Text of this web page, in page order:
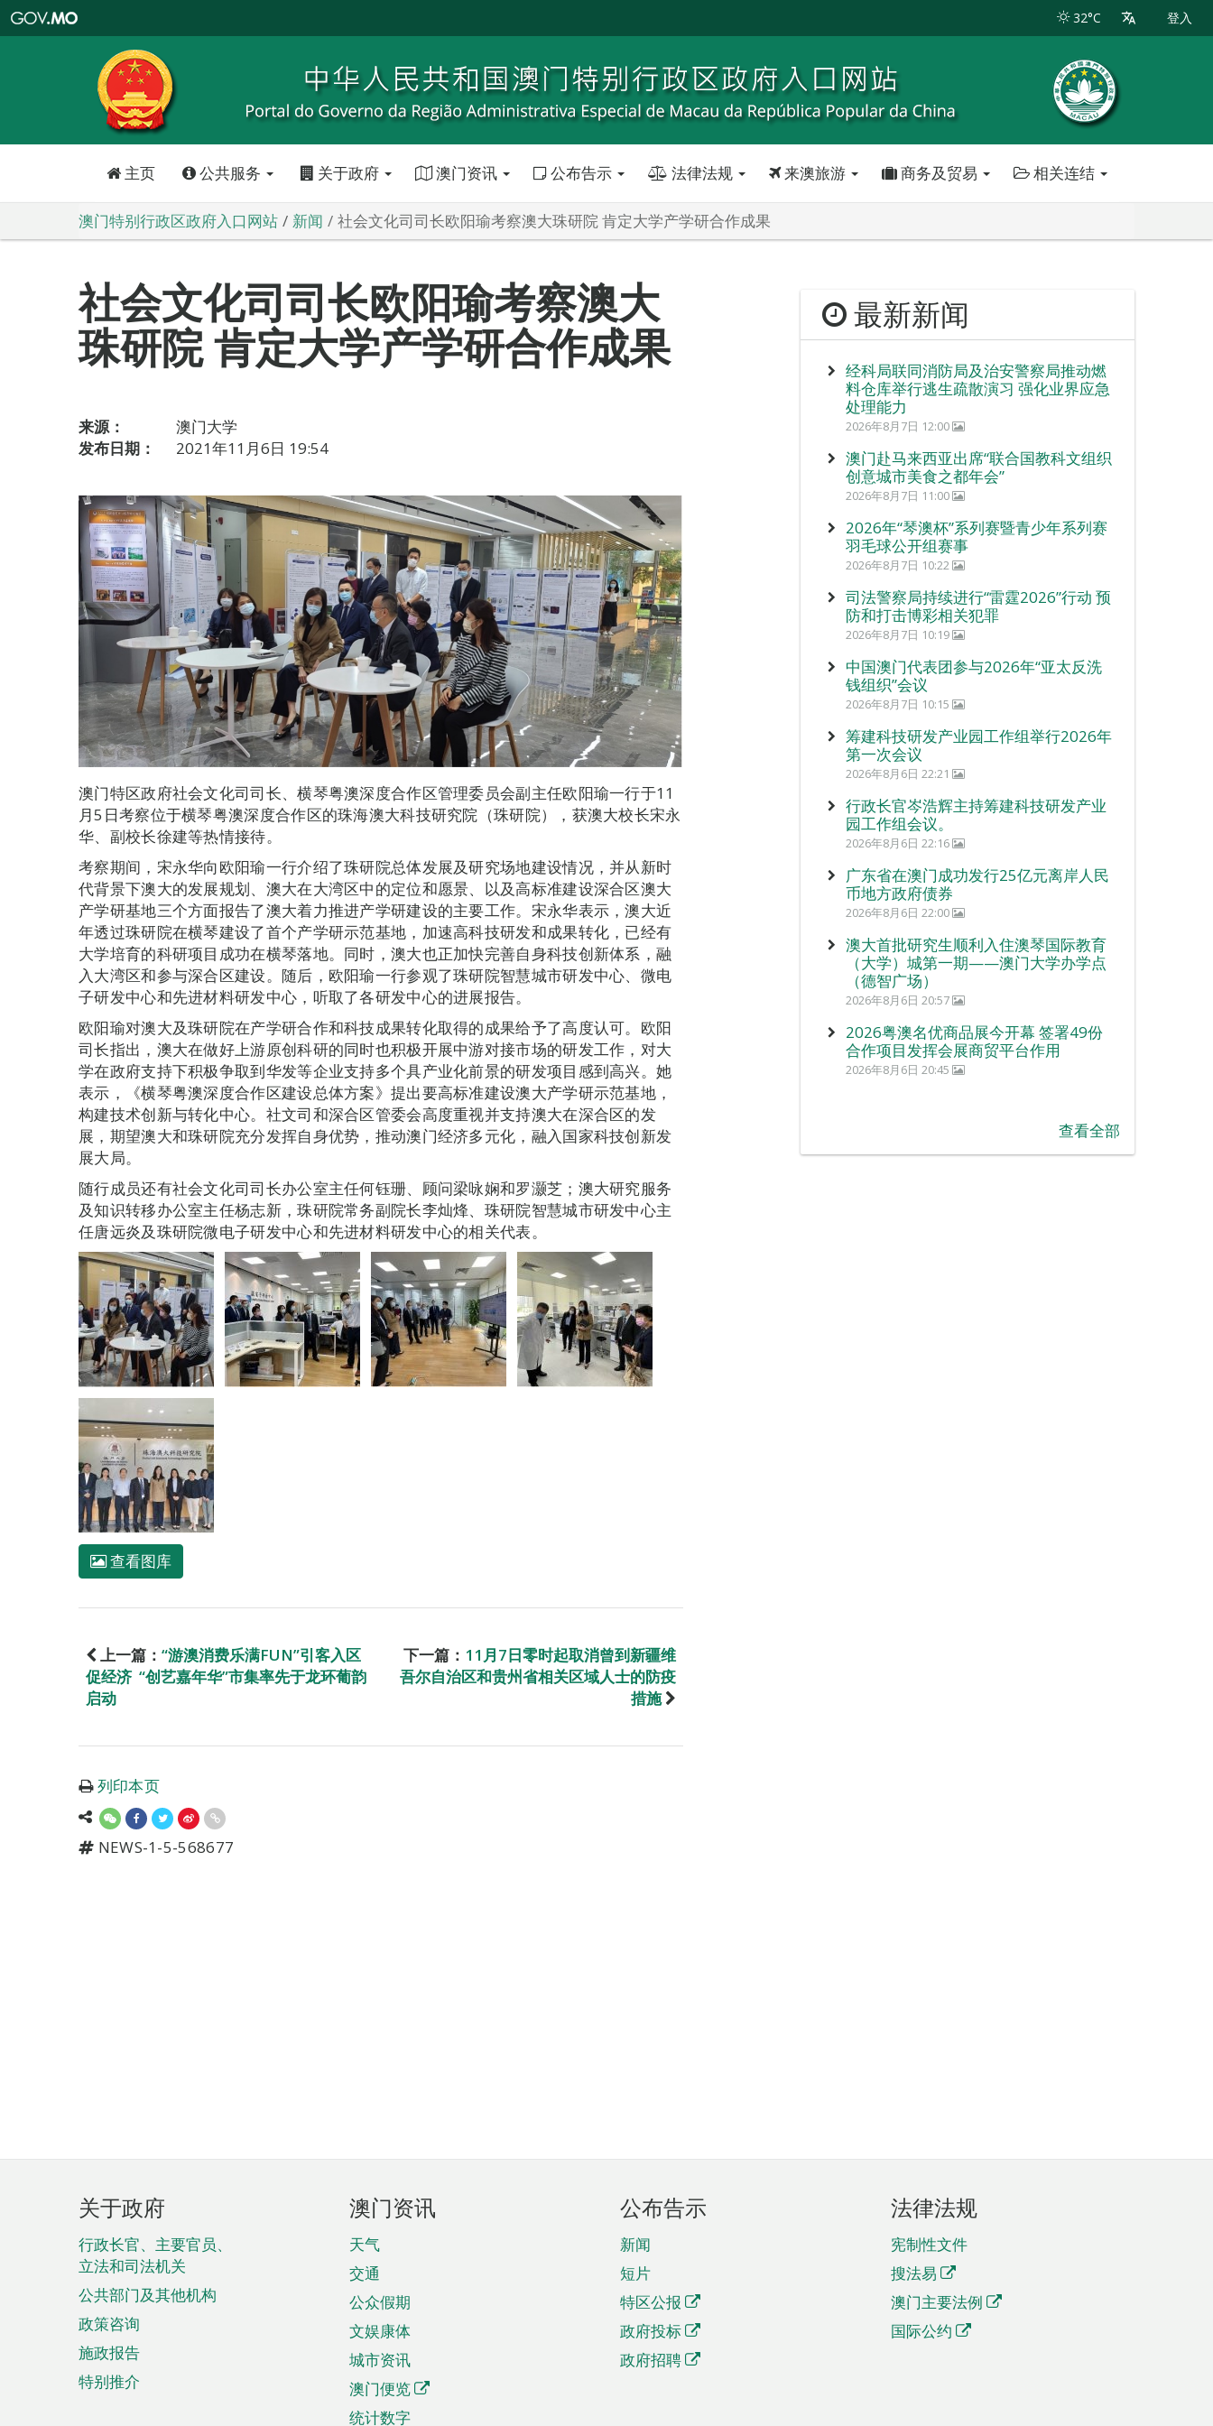
特
政
区
政
口
32°C 登入
主页 公共服务 关于政府 澳门资讯 公布告示 法律法规 来澳旅游 商务及贸易 相关连结
澳门特别行政区政府入口网站 新闻 社会文化司司长欧阳瑜考察澳大珠研院 肯定大学产学研合作成果
社会文化司司长欧阳瑜考察澳大
珠研院 肯定大学产学研合作成果
来源：
澳门大学
发布日期：
2021年11月6日 19:54
澳门特区政府社会文化司司长、横琴粤澳深度合作区管理委员会副主任欧阳瑜一行于11
月5日考察位于横琴粤澳深度合作区的珠海澳大科技研究院（珠研院），获澳大校长宋永
华、副校长徐建等热情接待。
考察期间，宋永华向欧阳瑜一行介绍了珠研院总体发展及研究场地建设情况，并从新时
代背景下澳大的发展规划、澳大在大湾区中的定位和愿景、以及高标准建设深合区澳大
产学研基地三个方面报告了澳大着力推进产学研建设的主要工作。宋永华表示，澳大近
年透过珠研院在横琴建设了首个产学研示范基地，加速高科技研发和成果转化，已经有
大学培育的科研项目成功在横琴落地。同时，澳大也正加快完善自身科技创新体系，融
入大湾区和参与深合区建设。随后，欧阳瑜一行参观了珠研院智慧城市研发中心、微电
子研发中心和先进材料研发中心，听取了各研发中心的进展报告。
欧阳瑜对澳大及珠研院在产学研合作和科技成果转化取得的成果给予了高度认可。欧阳
司长指出，澳大在做好上游原创科研的同时也积极开展中游对接市场的研发工作，对大
学在政府支持下积极争取到华发等企业支持多个具产业化前景的研发项目感到高兴。她
表示，《横琴粤澳深度合作区建设总体方案》提出要高标准建设澳大产学研示范基地，
构建技术创新与转化中心。社文司和深合区管委会高度重视并支持澳大在深合区的发
展，期望澳大和珠研院充分发挥自身优势，推动澳门经济多元化，融入国家科技创新发
展大局。
随行成员还有社会文化司司长办公室主任何钰珊、顾问梁咏娴和罗灏芝；澳大研究服务
及知识转移办公室主任杨志新，珠研院常务副院长李灿烽、珠研院智慧城市研发中心主
任唐远炎及珠研院微电子研发中心和先进材料研发中心的相关代表。
查看图库
上一篇： “游澳消费乐满FUN”引客入区
促经济 “创艺嘉年华”市集率先于龙环葡韵
启动
下一篇： 11月7日零时起取消曾到新疆维
吾尔自治区和贵州省相关区域人士的防疫
措施
列印本页
NEWS-1-5-568677
最新新闻
经科局联同消防局及治安警察局推动燃
料仓库举行逃生疏散演习 强化业界应急
处理能力
2026年8月7日 12:00
澳门赴马来西亚出席“联合国教科文组织
创意城市美食之都年会”
2026年8月7日 11:00
2026年“琴澳杯”系列赛暨青少年系列赛
羽毛球公开组赛事
2026年8月7日 10:22
司法警察局持续进行“雷霆2026”行动 预
防和打击博彩相关犯罪
2026年8月7日 10:19
中国澳门代表团参与2026年“亚太反洗
钱组织”会议
2026年8月7日 10:15
筹建科技研发产业园工作组举行2026年
第一次会议
2026年8月6日 22:21
行政长官岑浩辉主持筹建科技研发产业
园工作组会议。
2026年8月6日 22:16
广东省在澳门成功发行25亿元离岸人民
币地方政府债券
2026年8月6日 22:00
澳大首批研究生顺利入住澳琴国际教育
（大学）城第一期——澳门大学办学点
（德智广场）
2026年8月6日 20:57
2026粤澳名优商品展今开幕 签署49份
合作项目发挥会展商贸平台作用
2026年8月6日 20:45
查看全部
页
脚
菜
单
关于政府
行政长官、主要官员、
立法和司法机关
公共部门及其他机构
政策咨询
施政报告
特别推介
澳门资讯
天气
交通
公众假期
文娱康体
城市资讯
澳门便览
统计数字
公布告示
新闻
短片
特区公报
政府投标
政府招聘
法律法规
宪制性文件
搜法易
澳门主要法例
国际公约